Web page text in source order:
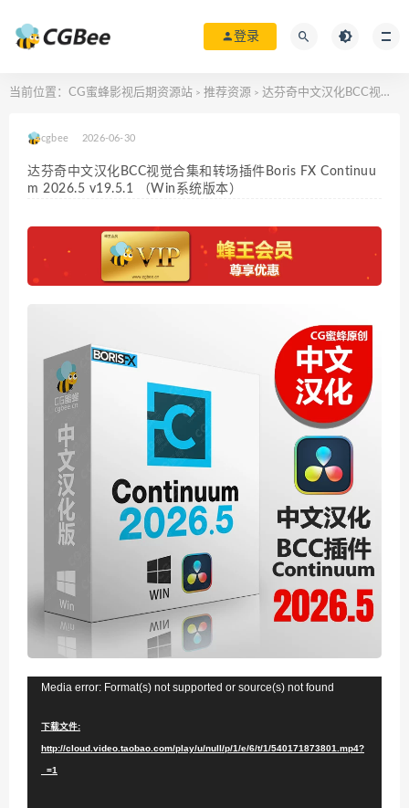
登录
当前位置： CG蜜蜂影视后期资源站 > 推荐资源 > 达芬奇中文汉化BCC视觉合集和转场插件Boris FX Continuum 2026.5 v19.5.1 （Win系统版本）
cgbee 2026-06-30
达芬奇中文汉化BCC视觉合集和转场插件Boris FX Continuu
m 2026.5 v19.5.1 （Win系统版本）
Media error: Format(s) not supported or source(s) not found
下载文件:
http://cloud.video.taobao.com/play/u/null/p/1/e/6/t/1/540171873801.mp4?
_=1